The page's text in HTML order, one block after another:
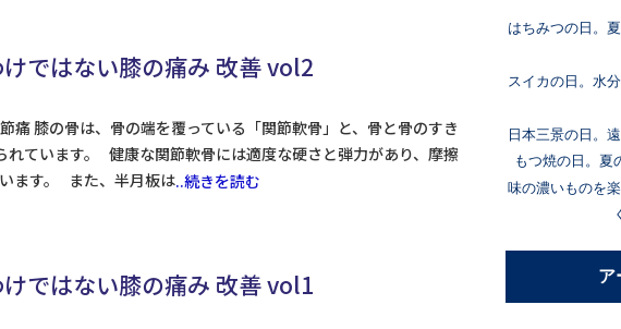
ではない膝の痛み 改善 vol2
痛 膝の骨は、骨の端を覆っている「関節軟骨」と、骨と骨のすき
ています。 健康な関節軟骨には適度な硬さと弾力があり、摩擦
ます。 また、半月板は..続きを読む
ではない膝の痛み 改善 vol1
はちみつの日。
スイカの日。水
日本三景の日。
もつ焼の日。夏
味の濃いものを
ア